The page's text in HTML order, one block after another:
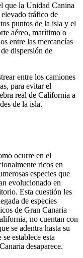
que la Unidad Canina
tráfico de
puntos de la isla y el
aéreo, marítimo o
entre las mercancías
dispersión de
entre los camiones
para evitar el
real de California a
de la isla.
ocurre en el
ricos en
especies que
evolucionado en
Esta cuestión les
de especies
de Gran Canaria
no cuentan con
se adentra hasta su
establece esta
desaparece.